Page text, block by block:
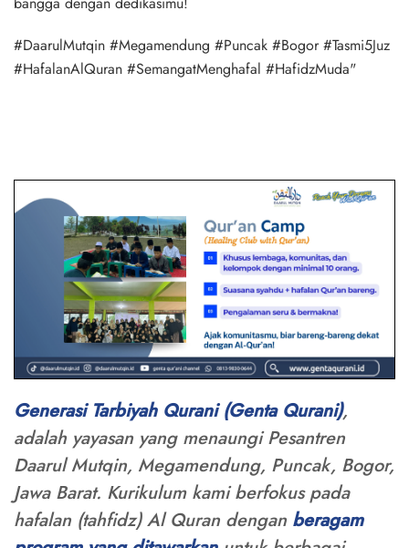
#DaarulMutqin #Megamendung #Puncak #Bogor #Tasmi5Juz
#HafalanAlQuran #SemangatMenghafal #HafidzMuda"
Generasi Tarbiyah Qurani (Genta Qurani),
adalah yayasan yang menaungi Pesantren
Daarul Mutqin, Megamendung, Puncak, Bogor,
Jawa Barat. Kurikulum kami berfokus pada
hafalan (tahfidz) Al Quran dengan beragam